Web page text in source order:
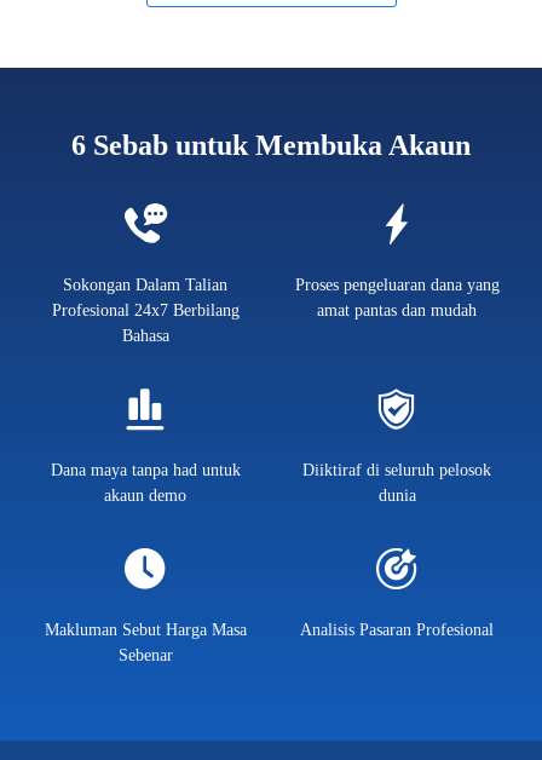
6 Sebab untuk Membuka Akaun
Sokongan Dalam Talian
Profesional 24x7 Berbilang
Bahasa
Proses pengeluaran dana yang
amat pantas dan mudah
Dana maya tanpa had untuk
akaun demo
Diiktiraf di seluruh pelosok
dunia
Makluman Sebut Harga Masa
Sebenar
Analisis Pasaran Profesional